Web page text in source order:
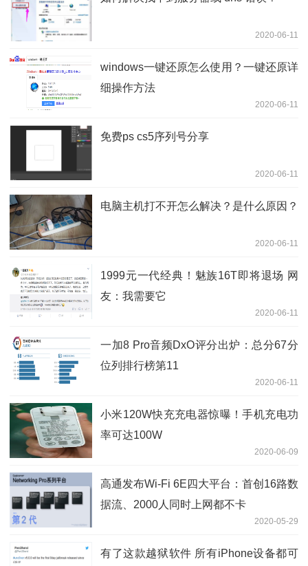
2020-06-11
windows一键还原怎么使用？一键还原详
细操作方法
2020-06-11
免费ps cs5序列号分享
2020-06-11
电脑主机打不开怎么解决？是什么原因？
2020-06-11
1999元一代经典！魅族16T即将退场 网
友：我需要它
2020-06-11
一加8 Pro音频DxO评分出炉：总分67分
位列排行榜第11
2020-06-11
小米120W快充充电器惊曝！手机充电功
率可达100W
2020-06-09
高通发布Wi-Fi 6E四大平台：首创16路数
据流、2000人同时上网都不卡
2020-05-29
有了这款越狱软件 所有iPhone设备都可